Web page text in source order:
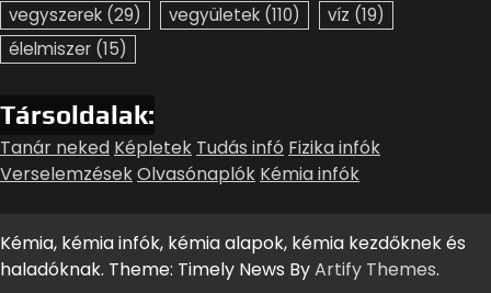
vegyszerek (29) vegyületek (110) víz (19)
élelmiszer (15)
Társoldalak:
Tanár neked Képletek Tudás infó Fizika infók
VerselemzésekOlvasónaplók Kémia infók
Kémia, kémia infók, kémia alapok, kémia kezdőknek és
haladóknak. Theme: Timely News ByArtify Themes.